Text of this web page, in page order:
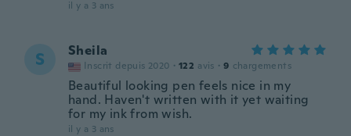
il y a 3 ans
S Sheila
Inscrit depuis 2020 · 122 avis · 9 chargements
Beautiful looking pen feels nice in my
hand. Haven't written with it yet waiting
for my ink from wish.
il y a 3 ans